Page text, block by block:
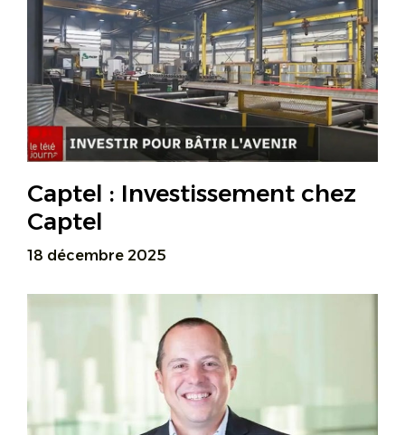
Captel : Investissement chez
Captel
18 décembre 2025